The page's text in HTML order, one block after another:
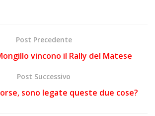
Post Precedente
vincono il Rally del Matese
Post Successivo
sono legate queste due cose?